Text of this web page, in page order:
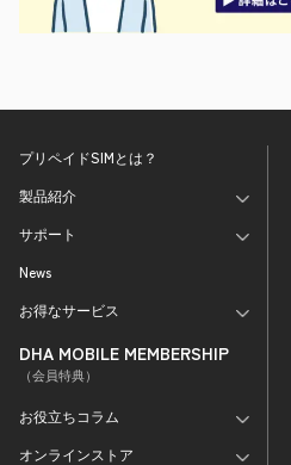
プリペイドSIMとは？
製品紹介
サポート
News
お得なサービス
DHA MOBILE MEMBERSHIP
（会員特典）
お役立ちコラム
オンラインストア